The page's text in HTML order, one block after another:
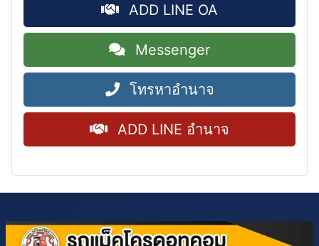
ADD LINE OA
Messenger
โทรหาอำนาจ
ADD LINE อำนาจ